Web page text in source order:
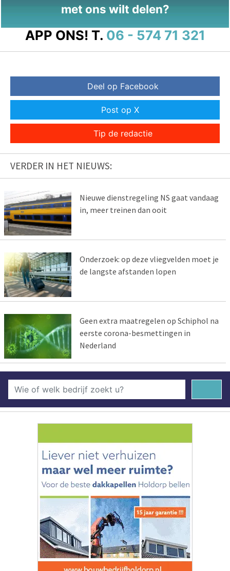
met ons wilt delen?
APP ONS! T. 06 - 574 71 321
Deel op Facebook
Post op X
Tip de redactie
VERDER IN HET NIEUWS:
Nieuwe dienstregeling NS gaat vandaag
in, meer treinen dan ooit
Onderzoek: op deze vliegvelden moet je
de langste afstanden lopen
Geen extra maatregelen op Schiphol na
eerste corona-besmettingen in
Nederland